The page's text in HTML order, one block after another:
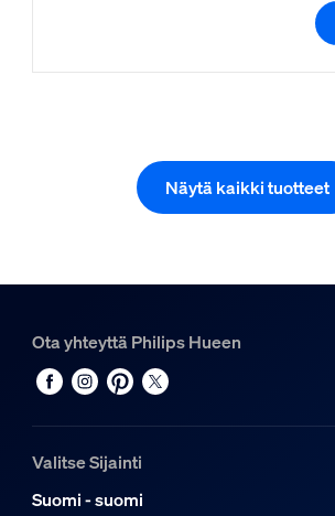
Näytä kaikki tuotteet
Ota yhteyttä Philips Hueen
Valitse Sijainti
Suomi - suomi